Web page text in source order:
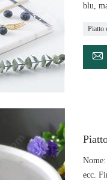
blu,
Piatto

ecc.